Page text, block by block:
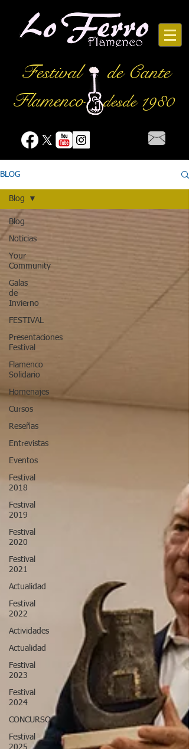
Festival
de Cante
Flamencodesde 1980
BLOG
Blog
Noticias
Your
Community
Galas
de
Invierno
FESTIVAL
Presentaciones
Festival
Flamenco
Solidario
Homenajes
Cursos
Reseñas
Entrevistas
Eventos
Festival
2018
Festival
2019
Festival
2020
Festival
2021
Actualidad
Festival
2022
Actividades
Actualidad
Festival
2023
Festival
2024
CONCURSO
Festival
2025
Blog